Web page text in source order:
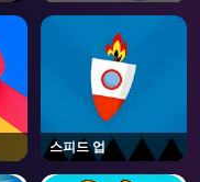
스피드 업